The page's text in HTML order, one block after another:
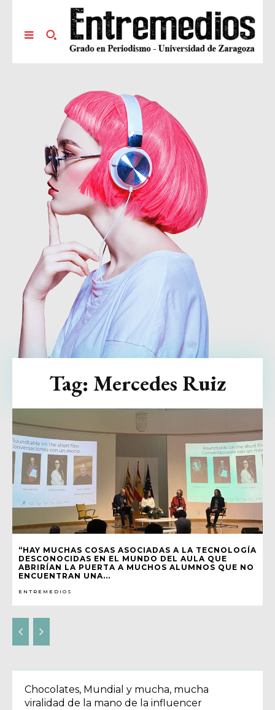
“HAY MUCHAS COSAS ASOCIADAS A LA TECNOLOGÍA
DESCONOCIDAS EN EL MUNDO DEL AULA QUE
ABRIRÍAN LA PUERTA A MUCHOS ALUMNOS QUE NO
ENCUENTRAN UNA...
ENTREMEDIOS
Tag: Mercedes Ruiz
Chocolates, Mundial y mucha, mucha
viralidad de la mano de la influencer